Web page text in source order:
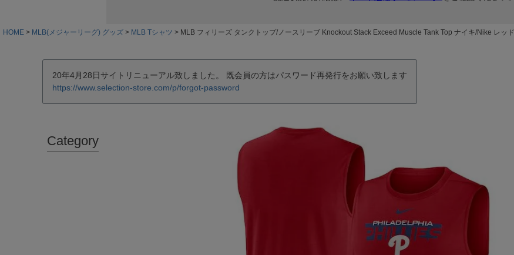
HOME MLB(メジャーリーグ) グッズ MLB Tシャツ MLB フィリーズ タンクトップ/ノースリーブ Knockout Stack Exceed Muscle Tank Top ナイキ/Nike レッド
20年4月28日サイトリニューアル致しました。 既会員の方はパスワード再発行をお願い致します
https://www.selection-store.com/p/forgot-password
Category